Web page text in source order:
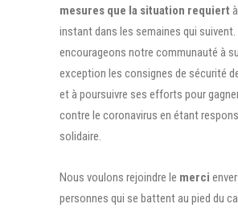
mesures que la situation requiert
instant dans les semaines qui suivent.
encourageons notre communauté à
exception les consignes de sécurité
et à poursuivre ses efforts pour
contre le coronavirus en étant
solidaire.
Nous voulons rejoindre le merci
personnes qui se battent au pied du